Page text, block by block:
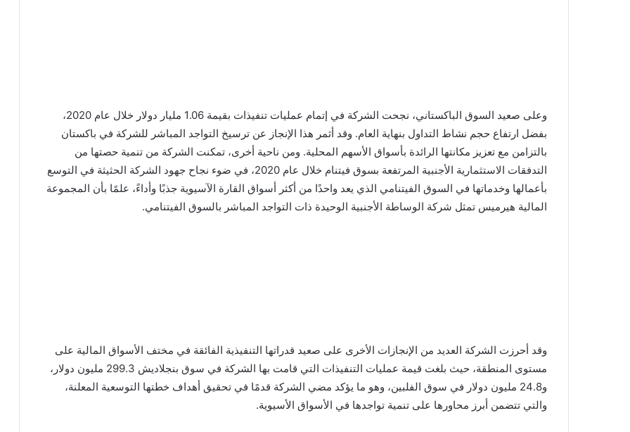
وعلى صعيد السوق الباكستاني، نجحت الشركة في إتمام عمليات تنفيذات بقيمة 1.06 مليار دولار خلال عام 2020،
بفضل ارتفاع حجم نشاط التداول بنهاية العام. وقد أثمر هذا الإنجاز عن ترسيخ التواجد المباشر للشركة في باكستان
بالتزامن مع تعزيز مكانتها الرائدة بأسواق الأسهم المحلية. ومن ناحية أخرى، تمكنت الشركة من تنمية حصتها من
التدفقات الاستثمارية الأجنبية المرتفعة بسوق فيتنام خلال عام 2020، في ضوء نجاح جهود الشركة الحثيثة في التوسع
بأعمالها وخدماتها في السوق الفيتنامي الذي يعد واحدًا من أكثر أسواق القارة الآسيوية جذبًا وأداءً، علمًا بأن المجموعة
المالية هيرميس تمثل شركة الوساطة الأجنبية الوحيدة ذات التواجد المباشر بالسوق الفيتنامي.
وقد أحرزت الشركة العديد من الإنجازات الأخرى على صعيد قدراتها التنفيذية الفائقة في مختف الأسواق المالية على
مستوى المنطقة، حيث بلغت قيمة عمليات التنفيذات التي قامت بها الشركة في سوق بنجلاديش 299.3 مليون دولار،
و24.8 مليون دولار في سوق الفلبين، وهو ما يؤكد مضي الشركة قدمًا في تحقيق أهداف خطتها التوسعية المعلنة،
والتي تتضمن أبرز محاورها على تنمية تواجدها في الأسواق الأسيوية.